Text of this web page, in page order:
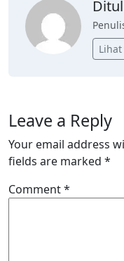
Leave a Reply
Your email address
fields are marked *
Comment*